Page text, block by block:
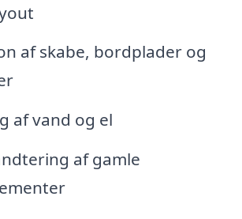
af skabe, bordplader og
af vand og el
af gamle